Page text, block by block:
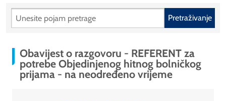
Pretraživanje
Obavijest o razgovoru - REFERENT za
potrebe Objedinjenog hitnog bolničkog
prijama - na neodređeno vrijeme